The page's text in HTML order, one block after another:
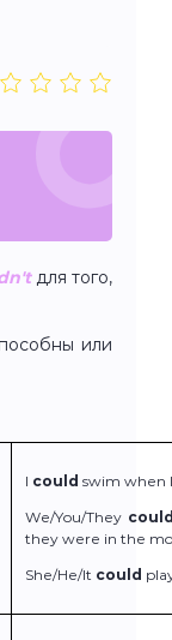
для того,
или
I could swim when
We/You/They
they were in the
She/He/It could